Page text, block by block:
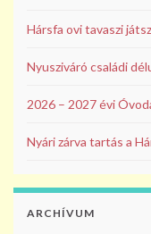
Hársfa ovi tavaszi
Nyusziváró családi
2026 – 2027 évi
Nyári zárva tartás a
ARCHÍVUM